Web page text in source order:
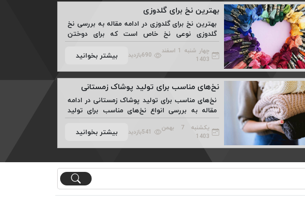
بهترین نخ برای گلدوزی
بهترین نخ برای گلدوزی در ادامه مقاله به بررسی نخ
گلدوزی نوعی نخ خاص است که برای دوختن
طرح‌های زیبا و هنری روی پارچه‌ها استفاده می‌شود
...
چهار شنبه 1 اسفند
1403
690بازدید بیشتر بخوانید
نخ‌های مناسب برای تولید پوشاک زمستانی
نخ‌های مناسب برای تولید پوشاک زمستانی در ادامه
مقاله به بررسی انواع نخ‌های مناسب برای تولید
پوشاک زمستانی می پردازیم. ...
یکشنبه 7 بهمن
1403
541بازدید بیشتر بخوانید